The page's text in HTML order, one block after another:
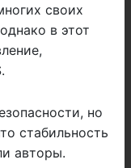
своих
в этот
но
стабильность
авторы.